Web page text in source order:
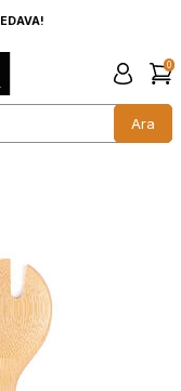
KARGO BEDAVA!
Ara
0